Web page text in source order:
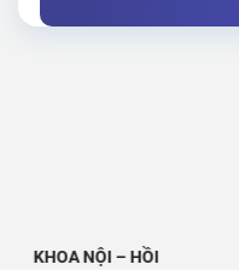
KHOA NỘI – HỒI